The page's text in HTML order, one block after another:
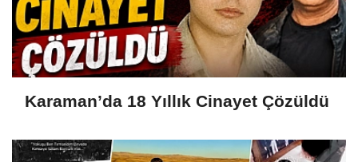
Karaman’da 18 Yıllık Cinayet Çözüldü